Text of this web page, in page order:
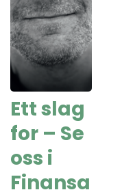
Ett slag
for – Se
oss i
Finansa